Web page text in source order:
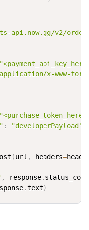
api.now.gg/v2/order/
x-www-
:
"developerPayload"
(url , headers=
, response. status_code
.text)